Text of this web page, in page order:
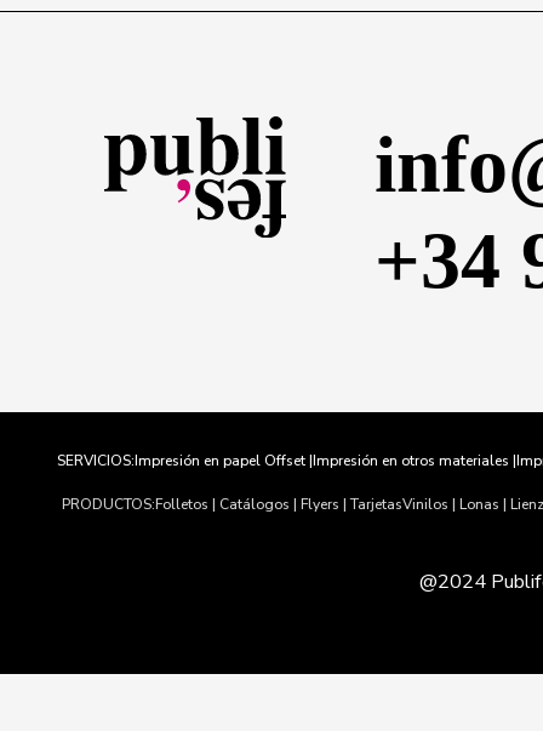
+34
SERVICIOS:Impresión en papel Offset |Impresión en otros materiales |
PRODUCTOS:Folletos | Catálogos | Flyers | TarjetasVinilos | Lonas |
@2024